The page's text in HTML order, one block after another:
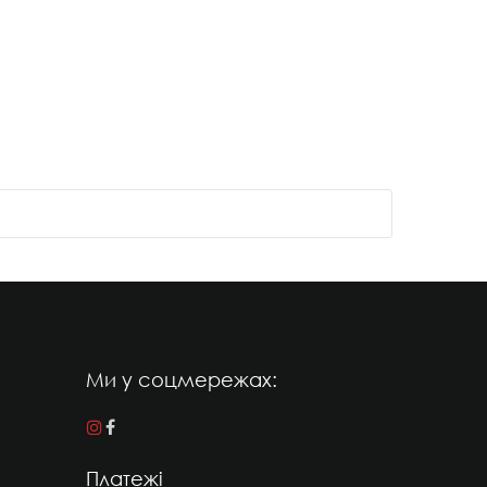
Ми у соцмережах:
Платежі